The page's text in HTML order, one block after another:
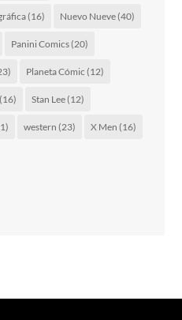
(16) Nuevo Nueve(40)
Panini Comics(20)
Planeta Cómic (12)
(16) Stan Lee(12)
western (23) X Men (16)